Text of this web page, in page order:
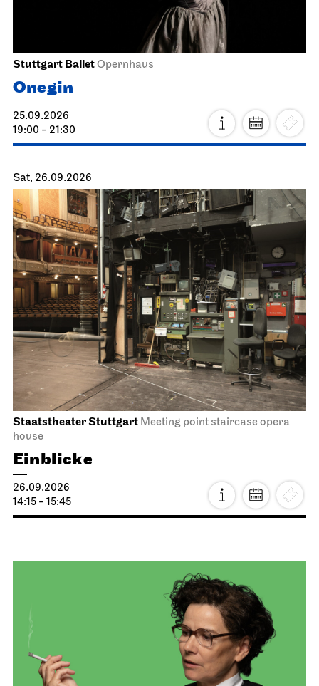
Stuttgart BalletOpernhaus
Onegin
25.09.2026
19:00 - 21:30
Sat, 26.09.2026
Staatstheater Stuttgart Meeting point staircase opera
house
Einblicke
26.09.2026
14:15 - 15:45